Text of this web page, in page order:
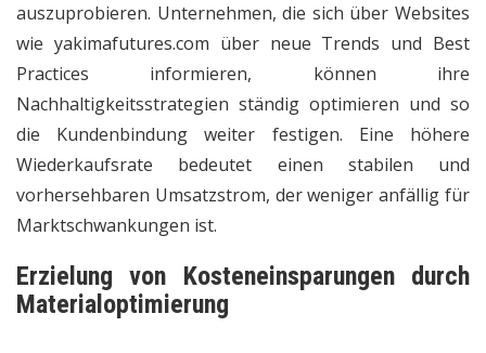
auszuprobieren. Unternehmen, die sich über Websites
wie yakimafutures.com über neue Trends und Best
Practices informieren, können ihre
Nachhaltigkeitsstrategien ständig optimieren und so
die Kundenbindung weiter festigen. Eine höhere
Wiederkaufsrate bedeutet einen stabilen und
vorhersehbaren Umsatzstrom, der weniger anfällig für
Marktschwankungen ist.
Erzielung von Kosteneinsparungen durch
Materialoptimierung